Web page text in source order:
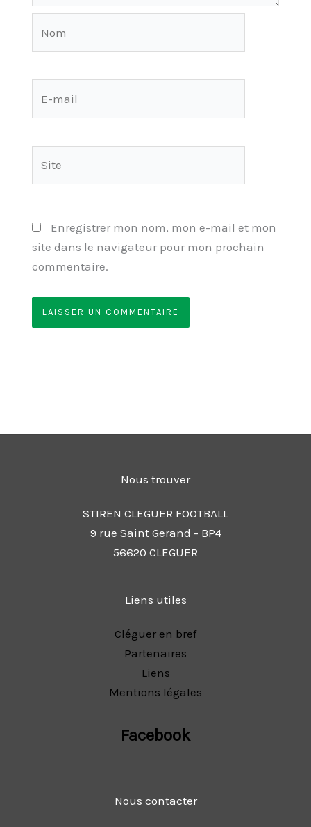
Enregistrer mon nom, mon e-mail et mon
site dans le navigateur pour mon prochain
commentaire.
Nous trouver
STIREN CLEGUER FOOTBALL
9 rue Saint Gerand - BP4
56620 CLEGUER
Liens utiles
Cléguer en bref
Partenaires
Liens
Mentions légales
Facebook
Nous contacter